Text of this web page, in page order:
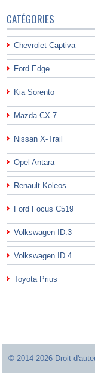
CATÉGORIES
Chevrolet Captiva
Ford Edge
Kia Sorento
Mazda CX-7
Nissan X-Trail
Opel Antara
Renault Koleos
Ford Focus C519
Volkswagen ID.3
Volkswagen ID.4
Toyota Prius
© 2014-2026 Droit